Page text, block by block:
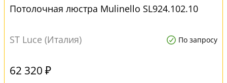
Потолочная люстра Mulinello SL924.102.10
ST Luce (Италия) По запросу
62 320 ₽